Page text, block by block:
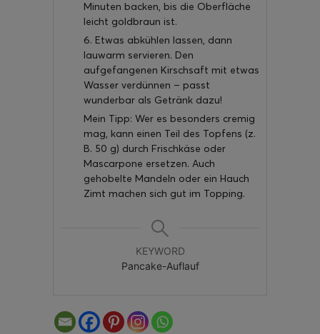
Minuten backen, bis die Oberfläche
leicht goldbraun ist.
6. Etwas abkühlen lassen, dann
lauwarm servieren. Den
aufgefangenen Kirschsaft mit etwas
Wasser verdünnen – passt
wunderbar als Getränk dazu!
Mein Tipp: Wer es besonders cremig
mag, kann einen Teil des Topfens (z.
B. 50 g) durch Frischkäse oder
Mascarpone ersetzen. Auch
gehobelte Mandeln oder ein Hauch
Zimt machen sich gut im Topping.
KEYWORD
Pancake-Auflauf